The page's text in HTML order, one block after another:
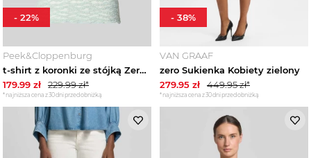
Peek&Cloppenburg
t-shirt z koronki ze stójką Zero Jasnoniebieski
179.99 zł 229.99zł*
*najniższa cena z 30 dni przed obniżką
- 22%
VAN GRAAF
zero Sukienka Kobiety zielony
279.95 zł 449.95zł*
*najniższa cena z 30 dni przed obniżką
- 38%